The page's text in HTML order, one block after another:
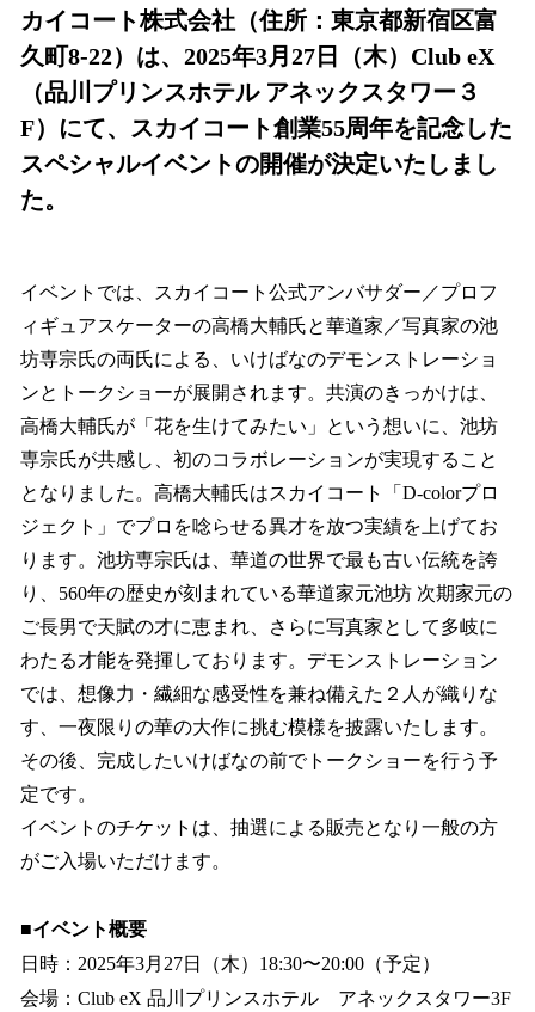
カイコート株式会社（住所：東京都新宿区富
久町8-22）は、2025年3月27日（木）Club eX
（品川プリンスホテル アネックスタワー３
F）にて、スカイコート創業55周年を記念した
スペシャルイベントの開催が決定いたしまし
た。
イベントでは、スカイコート公式アンバサダー／プロフ
ィギュアスケーターの高橋大輔氏と華道家／写真家の池
坊専宗氏の両氏による、いけばなのデモンストレーショ
ンとトークショーが展開されます。共演のきっかけは、
高橋大輔氏が「花を生けてみたい」という想いに、池坊
専宗氏が共感し、初のコラボレーションが実現すること
となりました。高橋大輔氏はスカイコート「D-colorプロ
ジェクト」でプロを唸らせる異才を放つ実績を上げてお
ります。池坊専宗氏は、華道の世界で最も古い伝統を誇
り、560年の歴史が刻まれている華道家元池坊 次期家元の
ご長男で天賦の才に恵まれ、さらに写真家として多岐に
わたる才能を発揮しております。デモンストレーション
では、想像力・繊細な感受性を兼ね備えた２人が織りな
す、一夜限りの華の大作に挑む模様を披露いたします。
その後、完成したいけばなの前でトークショーを行う予
定です。
イベントのチケットは、抽選による販売となり一般の方
がご入場いただけます。
■イベント概要
日時：2025年3月27日（木）18:30〜20:00（予定）
会場：Club eX 品川プリンスホテル アネックスタワー3F